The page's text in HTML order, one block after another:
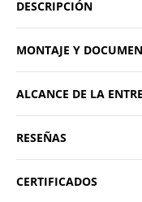
DESCRIPCIÓN
MONTAJE Y
ALCANCE DE LA
RESEÑAS
CERTIFICADOS